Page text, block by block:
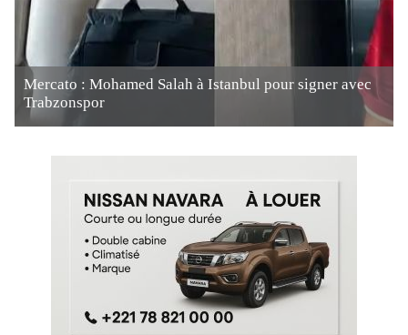
Mercato : Mohamed Salah à Istanbul pour signer avec
Trabzonspor